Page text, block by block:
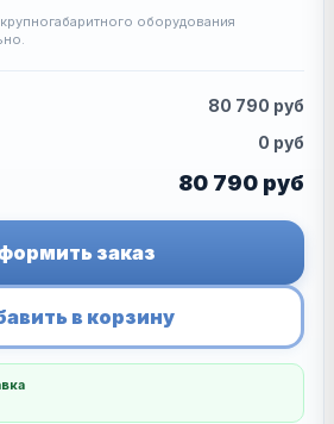
оборудования
80 790 руб
0 руб
80 790 руб
заказ
в корзину